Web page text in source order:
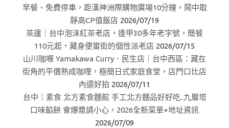
早餐、免費停車，距漢神洲際購物廣場10分鐘，鬧中取
靜高CP值飯店 2026/07/19
茶廬｜台中泡沫紅茶老店，逢甲30多年老字號，簡餐
110元起，藏身便當街的個性派老店 2026/07/15
山川咖喱 Yamakawa Curry．民生店｜台中西區：藏在
街角的平價熟成咖哩，極簡日式家庭食堂，店門口比店
內還好拍 2026/07/11
台中｜素食 北方素食麵館 手工北方麵品好好吃..九層塔
口味餡餅 會爆漿請小心，2026全新菜單+地址資訊
2026/07/09